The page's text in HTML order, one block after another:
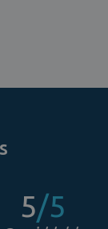
5/5